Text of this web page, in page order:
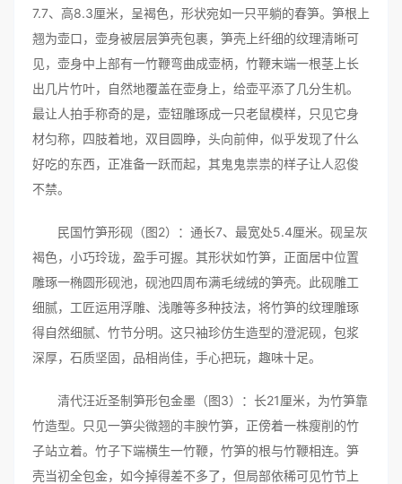
7.7、高8.3厘米，呈褐色，形状宛如一只平躺的春笋。笋根上
翘为壶口，壶身被层层笋壳包裹，笋壳上纤细的纹理清晰可
见，壶身中上部有一竹鞭弯曲成壶柄，竹鞭末端一根茎上长
出几片竹叶，自然地覆盖在壶身上，给壶平添了几分生机。
最让人拍手称奇的是，壶钮雕琢成一只老鼠模样，只见它身
材匀称，四肢着地，双目圆睁，头向前伸，似乎发现了什么
好吃的东西，正准备一跃而起，其鬼鬼祟祟的样子让人忍俊
不禁。
民国竹笋形砚（图2）：通长7、最宽处5.4厘米。砚呈灰
褐色，小巧玲珑，盈手可握。其形状如竹笋，正面居中位置
雕琢一椭圆形砚池，砚池四周布满毛绒绒的笋壳。此砚雕工
细腻，工匠运用浮雕、浅雕等多种技法，将竹笋的纹理雕琢
得自然细腻、竹节分明。这只袖珍仿生造型的澄泥砚，包浆
深厚，石质坚固，品相尚佳，手心把玩，趣味十足。
清代汪近圣制笋形包金墨（图3）：长21厘米，为竹笋靠
竹造型。只见一笋尖微翘的丰腴竹笋，正傍着一株瘦削的竹
子站立着。竹子下端横生一竹鞭，竹笋的根与竹鞭相连。笋
壳当初全包金，如今掉得差不多了，但局部依稀可见竹节上